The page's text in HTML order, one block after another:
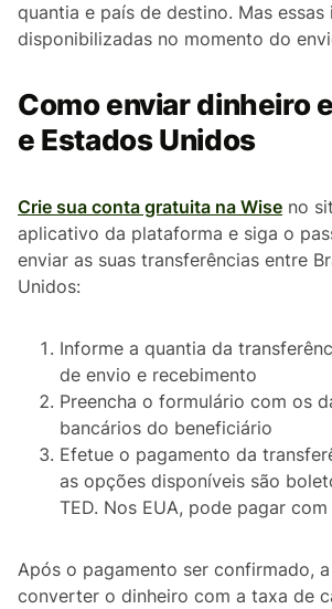
quantia e país de destino. Mas
disponibilizadas no momento do
Como enviar dinheiro
e Estados Unidos
Crie sua conta gratuita na Wise no
aplicativo da plataforma e siga o
enviar as suas transferências entre
Unidos:
Informe a quantia da
de envio e recebimento
Preencha o formulário com os
bancários do beneficiário
Efetue o pagamento da
as opções disponíveis são
TED. Nos EUA, pode pagar
Após o pagamento ser confirmado,
converter o dinheiro com a taxa de